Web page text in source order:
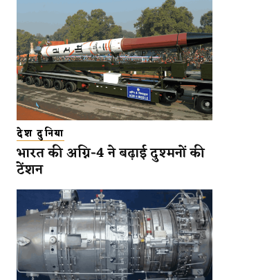
देश दुनिया
भारत की अग्नि-4 ने बढ़ाई दुश्मनों की
टेंशन